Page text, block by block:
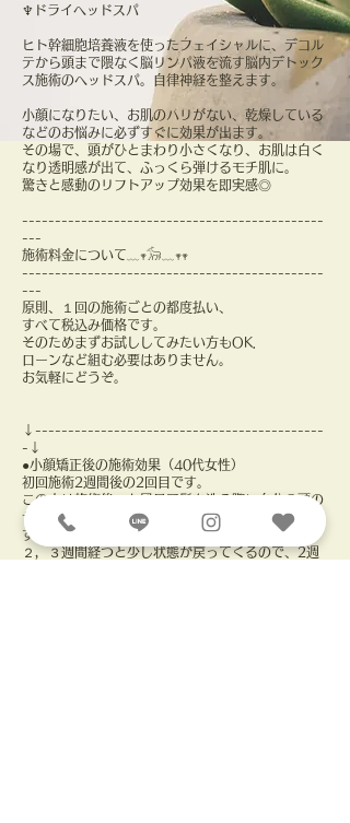
♆ドライヘッドスパ
ヒト幹細胞培養液を使ったフェイシャルに、デコル
テから頭まで隈なく脳リンパ液を流す脳内デトック
ス施術のヘッドスパ。自律神経を整えます。
小顔になりたい、お肌のハリがない、乾燥している
などのお悩みに必ずすぐに効果が出ます。
その場で、頭がひとまわり小さくなり、お肌は白く
なり透明感が出て、ふっくら弾けるモチ肌に。
驚きと感動のリフトアップ効果を即実感◎
----------------------------------------------
---
施術料金について﹏𖥧𓃘﹏𖥧𖥧
----------------------------------------------
---
原則、１回の施術ごとの都度払い、
すべて税込み価格です。
そのためまずお試ししてみたい方もOK．
ローンなど組む必要はありません。
お気軽にどうぞ。
↓--------------------------------------------
-↓
●小顔矯正後の施術効果（40代女性）
初回施術2週間後の2回目です。
この方は施術後、お風呂で髪を洗う際に自分の頭の
サイズが以前と全然違うと改めて実感されたようで
す。
２，３週間経つと少し状態が戻ってくるので、2週